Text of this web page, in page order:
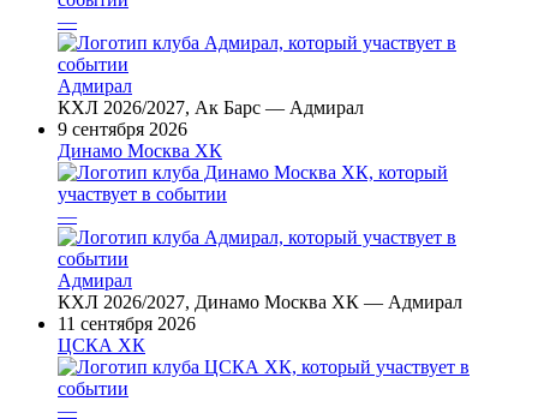
—
Адмирал
КХЛ 2026/2027, Ак Барс — Адмирал
9 сентября 2026
Динамо Москва ХК
—
Адмирал
КХЛ 2026/2027, Динамо Москва ХК — Адмирал
11 сентября 2026
ЦСКА ХК
—